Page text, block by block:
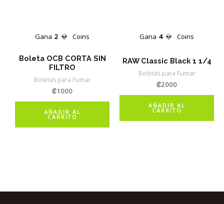
Gana 2 Coins
Boleta OCB CORTA SIN
FILTRO
Boletas para Fumar
₡1000
AÑADIR AL
CARRITO
Gana 4 Coins
RAW Classic Black 1 1/4
Boletas para Fumar
₡2000
AÑADIR AL
CARRITO